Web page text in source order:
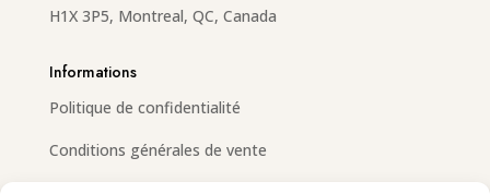
H1X 3P5, Montreal, QC, Canada
Informations
Politique de confidentialité
Conditions générales de vente